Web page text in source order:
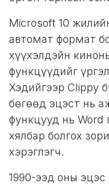
Microsoft 10
автомат формат
хүүхэлдэйн
функцүүдийг
Хэдийгээр Clippy
бөгөөд эцэст нь
функцууд нь Word
хялбар болгох
хэрэглэгч.
1990-ээд оны